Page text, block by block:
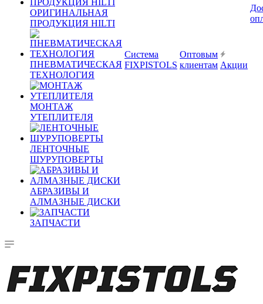
ОРИГИНАЛЬНАЯ
ПРОДУКЦИЯ HILTI
ПНЕВМАТИЧЕСКАЯ
ТЕХНОЛОГИЯ
МОНТАЖ
УТЕПЛИТЕЛЯ
ЛЕНТОЧНЫЕ
ШУРУПОВЕРТЫ
АБРАЗИВЫ И
АЛМАЗНЫЕ ДИСКИ
ЗАПЧАСТИ
Система
FIXPISTOLS
Оптовым
клиентам Акции